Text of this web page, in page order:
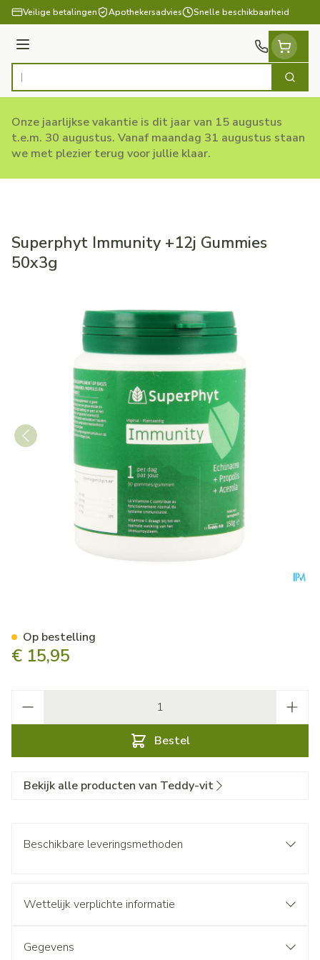
Ga naar de inhoud
Veilige betalingen Apothekersadvies Snelle beschikbaarheid
Menu
Product, merk, categorie... Zoek
Onze jaarlijkse vakantie is dit jaar van 15 augustus
t.e.m. 30 augustus. Vanaf maandag 31 augustus staan
we met plezier terug voor jullie klaar.
Superphyt Immunity +12j Gummies
50x3g
€ 15,95
Bestel
Op bestelling
Bekijk alle producten van Teddy-vit
Beschikbare leveringsmethoden
Wettelijk verplichte informatie
Gegevens